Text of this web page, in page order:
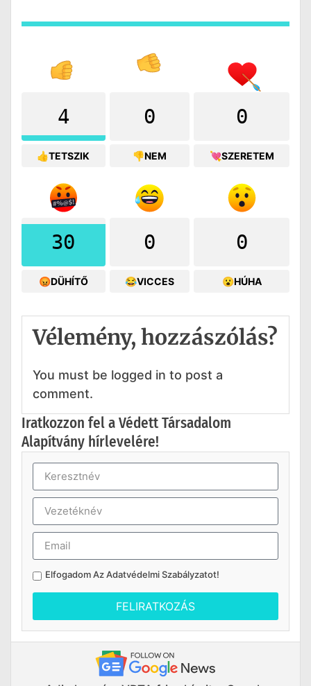
4
👍TETSZIK
0
👎NEM
0
💘SZERETEM
30
😡DÜHÍTŐ
0
😂VICCES
0
😮HÚHA
Vélemény, hozzászólás?
You must be logged in to post a
comment.
Iratkozzon fel a Védett Társadalom
Alapítvány hírlevelére!
Elfogadom AzAdatvédelmi Szabályzatot!
FELIRATKOZÁS